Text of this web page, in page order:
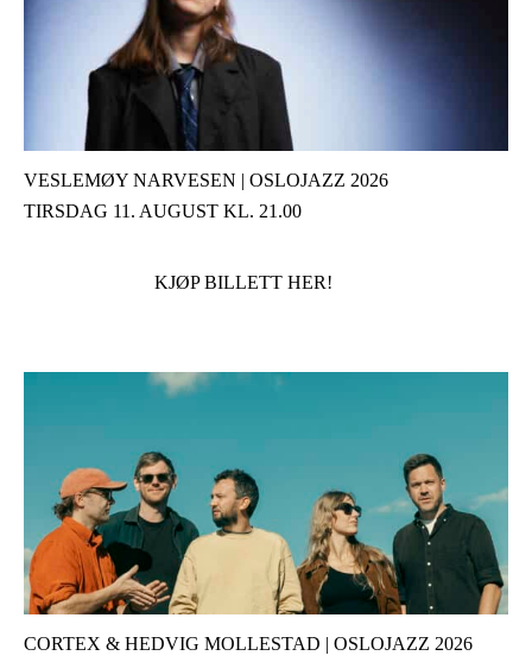
VESLEMØY NARVESEN | OSLOJAZZ 2026
TIRSDAG 11. AUGUST KL. 21.00
KJØP BILLETT HER!
CORTEX & HEDVIG MOLLESTAD | OSLOJAZZ 2026